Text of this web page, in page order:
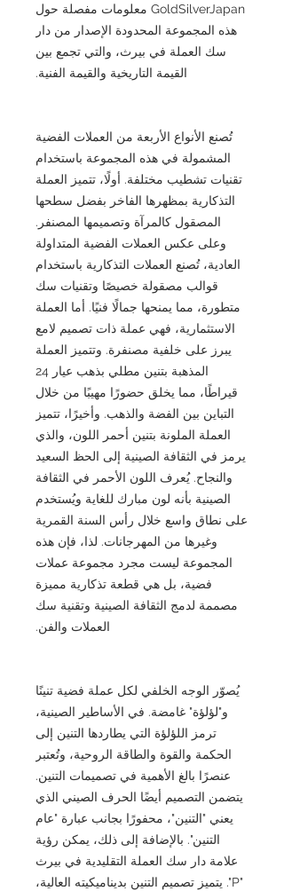
GoldSilverJapan معلومات مفصلة حول
هذه المجموعة المحدودة الإصدار من دار
سك العملة في بيرث، والتي تجمع بين
القيمة التاريخية والقيمة الفنية.
تُصنع الأنواع الأربعة من العملات الفضية
المشمولة في هذه المجموعة باستخدام
تقنيات تشطيب مختلفة. أولًا، تتميز العملة
التذكارية بمظهرها الفاخر بفضل سطحها
المصقول كالمرآة وتصميمها المصنفر.
وعلى عكس العملات الفضية المتداولة
العادية، تُصنع العملات التذكارية باستخدام
قوالب مصقولة خصيصًا وتقنيات سك
متطورة، مما يمنحها جمالًا فنيًا. أما العملة
الاستثمارية، فهي عملة ذات تصميم لامع
يبرز على خلفية مصنفرة. وتتميز العملة
المذهبة بتنين مطلي بذهب عيار 24
قيراطًا، مما يخلق حضورًا مهيبًا من خلال
التباين بين الفضة والذهب. وأخيرًا، تتميز
العملة الملونة بتنين أحمر اللون، والذي
يرمز في الثقافة الصينية إلى الحظ السعيد
والنجاح. يُعرف اللون الأحمر في الثقافة
الصينية بأنه لون مبارك للغاية ويُستخدم
على نطاق واسع خلال رأس السنة القمرية
وغيرها من المهرجانات. لذا، فإن هذه
المجموعة ليست مجرد مجموعة عملات
فضية، بل هي قطعة تذكارية مميزة
مصممة لدمج الثقافة الصينية وتقنية سك
العملات والفن.
يُصوّر الوجه الخلفي لكل عملة فضية تنينًا
و"لؤلؤة" غامضة. في الأساطير الصينية،
ترمز اللؤلؤة التي يطاردها التنين إلى
الحكمة والقوة والطاقة الروحية، وتُعتبر
عنصرًا بالغ الأهمية في تصميمات التنين.
يتضمن التصميم أيضًا الحرف الصيني الذي
يعني "التنين"، محفورًا بجانب عبارة "عام
التنين". بالإضافة إلى ذلك، يمكن رؤية
علامة دار سك العملة التقليدية في بيرث
"P". يتميز تصميم التنين بديناميكيته العالية،